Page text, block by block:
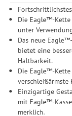
Die Eagle™-
unter
Das neue
bietet eine
Haltbarkeit.
Die Eagle™-
verschleißärmste
Einzigartige
mit Eagle™-
merklich.